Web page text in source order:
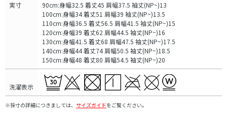
実寸
90cm:身幅32.5 着丈45 肩幅37.5 袖丈(NP~)13
100cm:身幅34 着丈51 肩幅39 袖丈(NP~)13.5
110cm:身幅36.5 着丈56.5 肩幅41.5 袖丈(NP~)15
120cm:身幅39 着丈62 肩幅44.5 袖丈(NP~)16
130cm:身幅41.5 着丈68 肩幅47.5 袖丈(NP~)17.5
140cm:身幅44 着丈74 肩幅50.5 袖丈(NP~)18.5
150cm:身幅48 着丈80 肩幅54.5 袖丈(NP~)20
洗濯表示
※採寸の詳細につきましては、 サイズガイドをご覧ください。